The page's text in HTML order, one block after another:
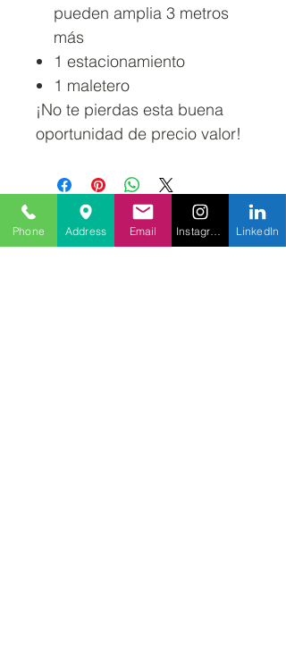
pueden amplia 3 metros
más
1 estacionamiento
1 maletero
¡No te pierdas esta buena
oportunidad de precio valor!
Phone Address Email LinkedIn